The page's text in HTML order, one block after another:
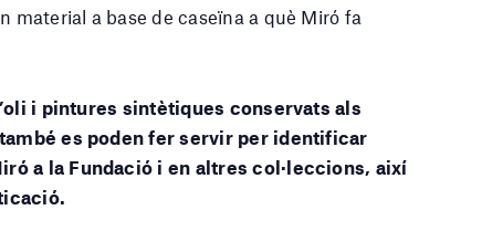
material a base de caseïna a què Miró fa
i pintures sintètiques conservats als
es poden fer servir per identificar
a la Fundació i en altres col·leccions, així